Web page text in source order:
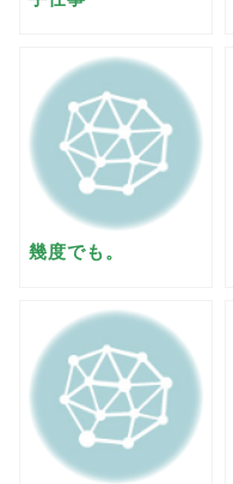
幾度でも。